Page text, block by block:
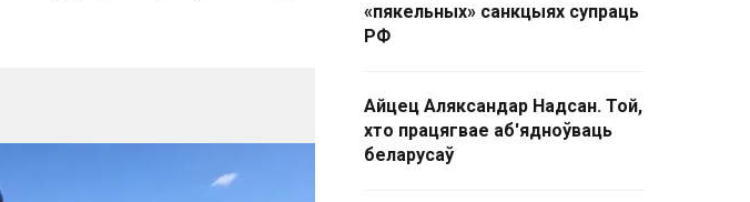
«пякельных» санкцыях супраць
РФ
Айцец Аляксандар Надсан. Той,
хто працягвае аб'ядноўваць
беларусаў